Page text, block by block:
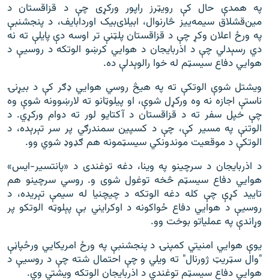
په همدې حال کې رویټرز راپور ورکړی چې د قزاقستان د
مین‌قشلاق سیمه‌ییز څارنوال، ابیلای‌بیک اوردابایف، د پنجشنبې
په ورځ اعلان وکړ چې د قزاقستان پلټنې تر اوسه دې پایلې ته نه
دي رسېدلي چې د اذربایجان د هوايي کرښو الوتکه د روسیې د
هوایي دفاع سیسټم له خوا رالوېدلې ده.
ویشتل شوې الوتکې ته په هیڅ روسي هوايي ډګر کې د بیړنۍ
ناستې اجازه نه وه ورکړل شوې، او پیلوټانو ته لارښوونه شوې وه
چې خپل سفر ته د قزاقستان د آکتایو لور ته دوام ورکړي. د
الوتنې په مسیر کې، چې د کسپین سمندرګي پر سر تېرېده، د
الوتکې د موقعیت‌ موندونکي سیسټمونه هم ګډوډ شوي وو.
د اذربایجان د سرچینو په وینا، دغه توغندی د «پانتسیر-ایس»
هوایي دفاع سیسټم څخه توغول شوی و. روسي سرچینو هم
تایید کړې چې کله دغه الوتکه د چیچنیا له سیمې تېریده، د
روسیې د هوایي دفاع ځواکونه د اوکرایني بې پېلوټه الوتکو پر
وړاندې په عملیاتو بوخت وو.
یوې هوايي امنیتي کمپنۍ د پنجشنبې په ورځ امریکایي ورځپاڼې
"وال سټریټ ژورنال" ته ویلي و چې احتمال شته چې د روسیې د
هوایي دفاع سیسټم توغندي د اذربایجان الوتکه ویشتي وي.